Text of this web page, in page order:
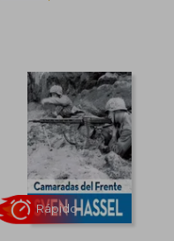
5%
dcto.